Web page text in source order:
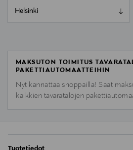
Helsinki
MAKSUTON TOIMITUS
PAKETTIAUTOMAATTEIHIN
Nyt kannattaa shoppailla! Saat
kaikkien tavaratalojen